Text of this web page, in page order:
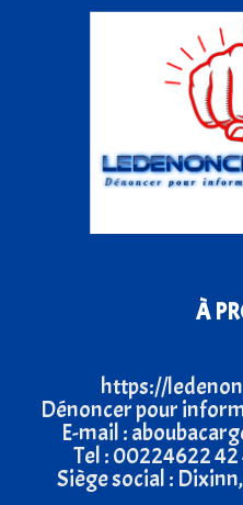
À
https://
Dénoncer pour
E-mail :
Tel : 00224622 42
Siège social :